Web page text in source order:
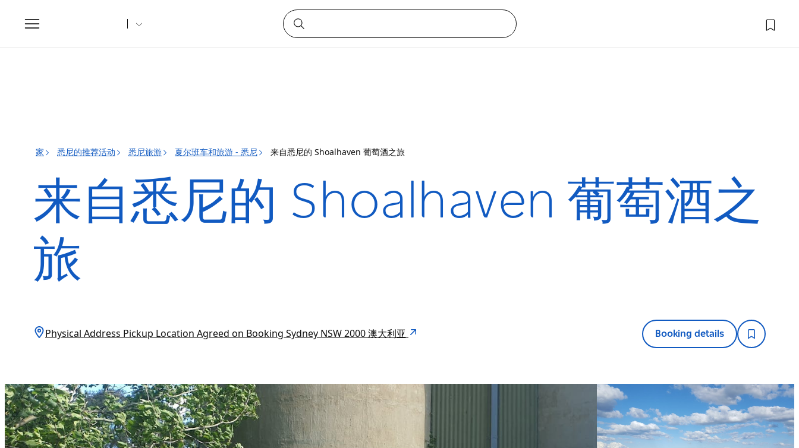
Toggle
navigation
家 悉尼的推荐活动 悉尼旅游 夏尔班车和旅游 - 悉尼 来自悉尼的 Shoalhaven 葡萄酒之旅
来自悉尼的 Shoalhaven 葡萄酒之
旅
Physical Address Pickup Location Agreed on Booking Sydney NSW 2000 澳大利亚 Booking details